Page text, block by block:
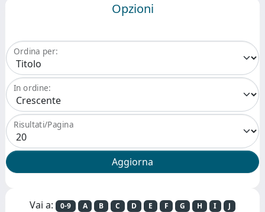
Opzioni
Ordina per:
In ordine:
Risultati/Pagina
Vai a: 0-9 A B C D E F G H I
J